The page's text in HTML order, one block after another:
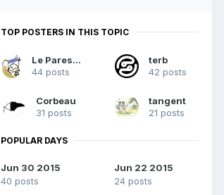
TOP POSTERS IN THIS TOPIC
Le Paresseux
44 posts
terb
42 posts
Corbeau
31 posts
tangent
21 posts
POPULAR DAYS
Jun 30 2015
40 posts
Jun 22 2015
24 posts